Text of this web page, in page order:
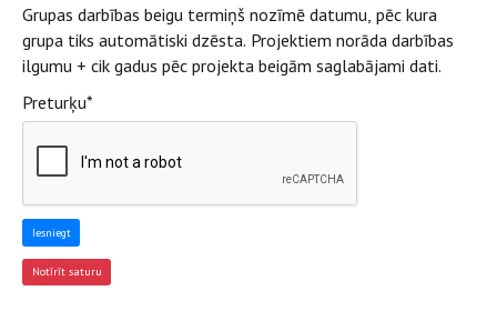
Grupas darbības beigu termiņš nozīmē datumu, pēc kura
grupa tiks automātiski dzēsta. Projektiem norāda darbības
ilgumu + cik gadus pēc projekta beigām saglabājami dati.
Preturķu*